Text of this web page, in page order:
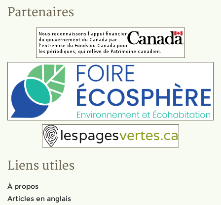
Partenaires
Liens utiles
À propos
Articles en anglais